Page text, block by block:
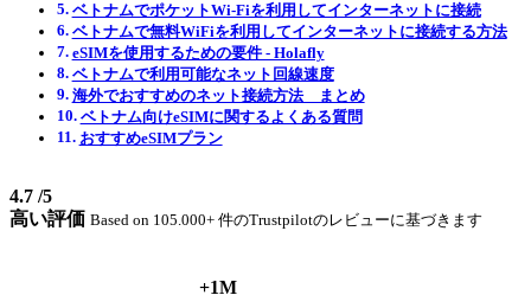
ベトナムでポケットWi-Fiを利用してインターネットに接続
ベトナムで無料WiFiを利用してインターネットに接続する方法
eSIMを使用するための要件 ‐ Holafly
ベトナムで利用可能なネット回線速度
海外でおすすめのネット接続方法 まとめ
ベトナム向けeSIMに関するよくある質問
おすすめeSIMプラン
4.7 /5
高い評価 Based on 105.000+ 件のTrustpilotのレビューに基づきます
+1M